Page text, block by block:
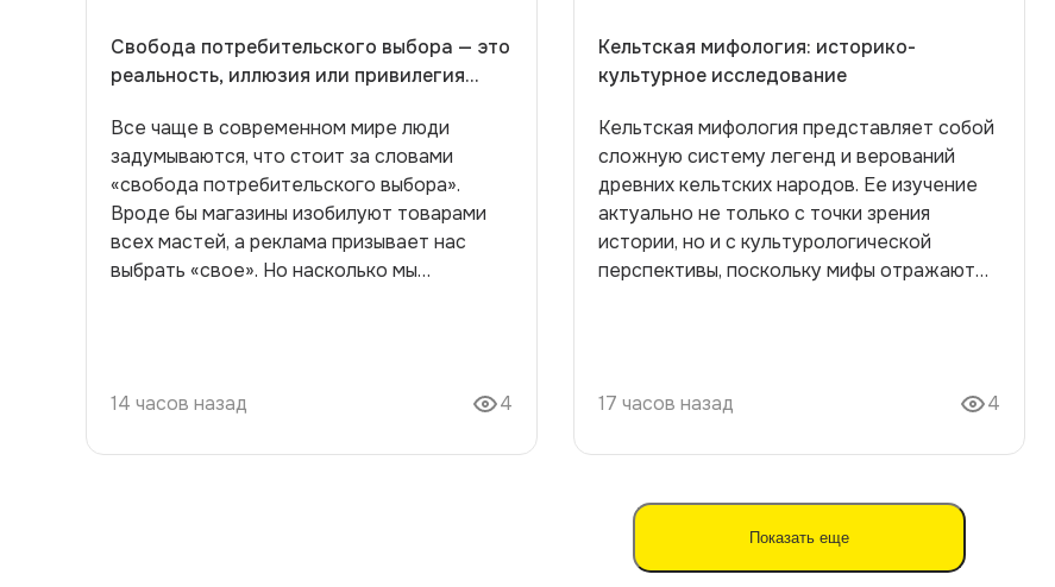
Свобода потребительского выбора — это
реальность, иллюзия или привилегия
Все чаще в современном мире люди
задумываются, что стоит за словами
«свобода потребительского выбора».
Вроде бы магазины изобилуют товарами
всех мастей, а реклама призывает нас
выбрать «свое». Но насколько мы
что такое свобода выбора? Многие
14 часов назад 4
Кельтская мифология: историко-
культурное исследование
Кельтская мифология представляет собой
сложную систему легенд и верований
древних кельтских народов. Ее изучение
актуально не только с точки зрения
истории, но и с культурологической
перспективы, поскольку мифы отражают
исследование кельтской мифологии,
рамках работы будет раскрыта структура
кельтского мифологического наследия,
проанализировано его историческое
17 часов назад 4
Показать еще